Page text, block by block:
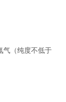
气（纯度不低于